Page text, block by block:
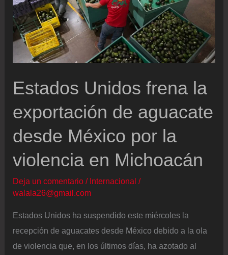
Estados Unidos frena la
exportación de aguacate
desde México por la
violencia en Michoacán
Deja un comentario / Internacional /
walala26@gmail.com
Estados Unidos ha suspendido este miércoles la
recepción de aguacates desde México debido a la ola
de violencia que, en los últimos días, ha azotado al